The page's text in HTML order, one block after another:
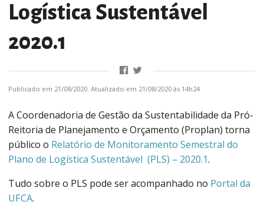
Logística Sustentável
2020.1
Publicado em 21/08/2020. Atualizado em 21/08/2020 às 14h24
A Coordenadoria de Gestão da Sustentabilidade da Pró-
Reitoria de Planejamento e Orçamento (Proplan) torna
público o Relatório de Monitoramento Semestral do
Plano de Logística Sustentável (PLS) – 2020.1.
Tudo sobre o PLS pode ser acompanhado no Portal da
UFCA.